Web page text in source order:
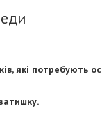
які потребують